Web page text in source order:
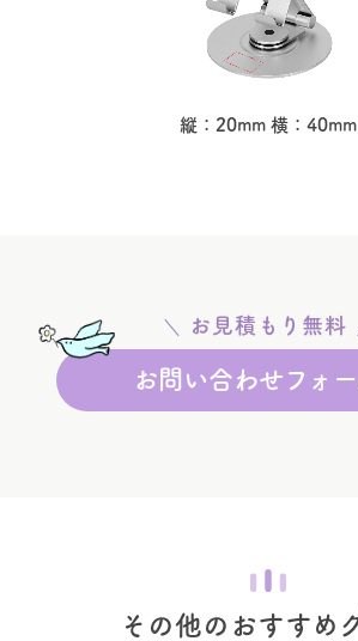
縦：20mm 横：40mm
お見積もり無料
お問い合わせフォ
その他のおすすめ